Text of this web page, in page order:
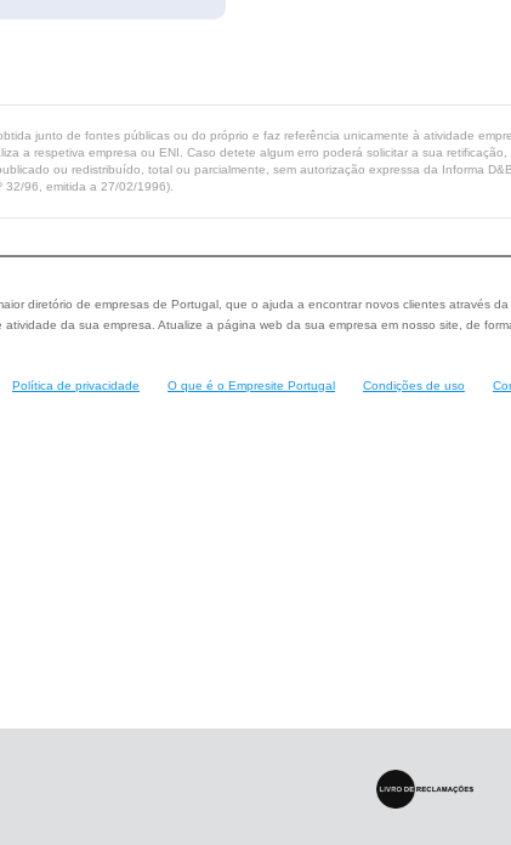
junto de fontes públicas ou do próprio e faz referência unicamente à atividade
a respetiva empresa ou ENI. Caso detete algum erro poderá solicitar a sua
ou redistribuído, total ou parcialmente, sem autorização expressa da Informa
96, emitida a 27/02/1996).
diretório de empresas de Portugal, que o ajuda a encontrar novos clientes através
da sua empresa. Atualize a página web da sua empresa em nosso site, de
Política de privacidade O que é o Empresite Portugal Condições de uso